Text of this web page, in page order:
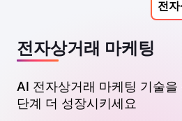
전
전자상거래 마케팅
AI 전자상거래 마케팅 기술
단계 더 성장시키세요